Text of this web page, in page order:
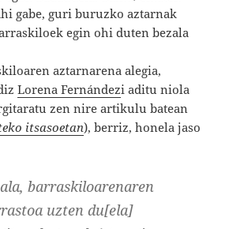
gabe, guri buruzko aztarnak
egin ohi duten bezala
aztarnarena alegia,
Lorena Fernándezi aditu niola
zen nire artikulu batean
itsasoetan), berriz, honela jaso
barraskiloarenaren
uzten du[ela]